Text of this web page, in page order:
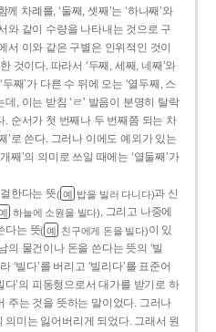
차례를, ‘둘째, 셋째’는 ‘하나째’와
와 같이 수량을 나타내는 것으로 구
서 이와 같은 구별은 인위적인 것이
것이다. 따라서 ‘두째, 세째, 네째’와
째’가 다른 수 뒤에 오는 ‘열두째, 스
, 이는 받침 ‘ㄹ’ 발음이 분명히 탈락
순서가 첫 번째나 두 번째쯤 되는 차
’로 쓴다. 그러나 이에도 예외가 있는
째’의 의미로 쓰일 때에는 ‘열둘째’가
한다는 뜻( 예 밥을 빌러 다니다)과 신
하늘에 소원을 빌다), 그리고 나중에
다는 뜻( 예 친구에게 돈을 빌다)이 있
의 물건이나 돈을 쓴다는 뜻의 ‘빌
‘빌다’를 버리고 ‘빌리다’를 표준어
다’의 피동형으로서 대가를 받기로 하
주는 것을 뜻하는 말이었다. 그러나
미는 잃어버리게 되었다. 그래서 원